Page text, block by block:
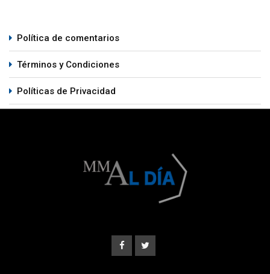
Política de comentarios
Términos y Condiciones
Políticas de Privacidad